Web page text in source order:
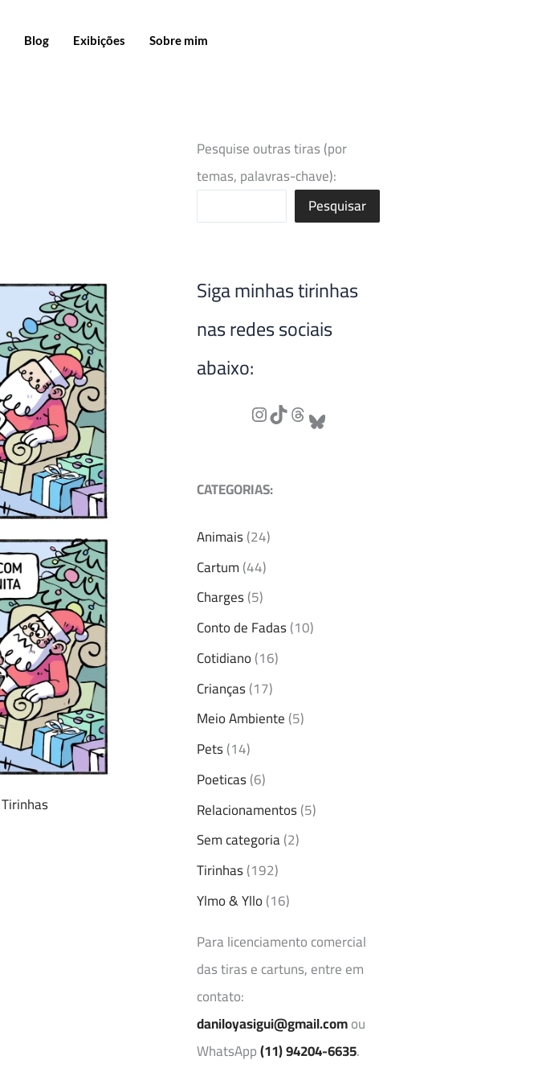
Blog Exibições Sobre mim
Tirinhas
Pesquise outras tiras (por
temas, palavras-chave):
Pesquisar
Siga minhas tirinhas
nas redes sociais
abaixo:
CATEGORIAS:
Animais(24)
Cartum(44)
Charges(5)
Conto de Fadas(10)
Cotidiano(16)
Crianças(17)
Meio Ambiente(5)
Pets(14)
Poeticas(6)
Relacionamentos(5)
Sem categoria(2)
Tirinhas(192)
Ylmo & Yllo(16)
Para licenciamento comercial
das tiras e cartuns, entre em
contato:
daniloyasigui@gmail.comou
WhatsApp(11) 94204-6635.